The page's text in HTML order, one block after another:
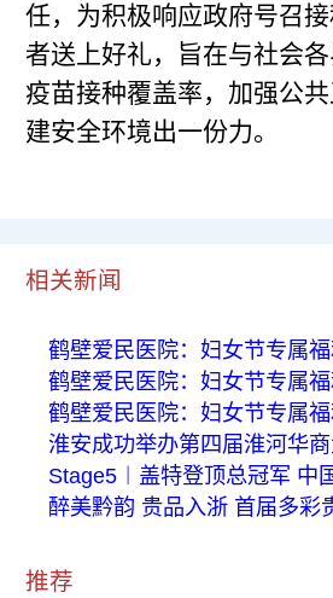
任，为积极响应政府号召
者送上好礼，旨在与社会
疫苗接种覆盖率，加强公
建安全环境出一份力。
相关新闻
鹤壁爱民医院：妇女节专属
鹤壁爱民医院：妇女节专属
鹤壁爱民医院：妇女节专属
淮安成功举办第四届淮河华
Stage5︱盖特登顶总冠军 中
醉美黔韵 贵品入浙 首届多彩
推荐